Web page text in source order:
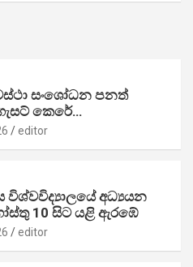
සංශෝධන පනත්
කෙරේ…
editor
විශ්වවිද්‍යාලයේ අධ්‍යයන
10 සිට යළි ඇරඹේ
editor